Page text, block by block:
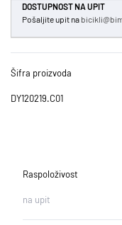
DOSTUPNOST NA UPIT
Pošaljite upit na
Šifra proizvoda
DY120219.C01
Raspoloživost
na upit